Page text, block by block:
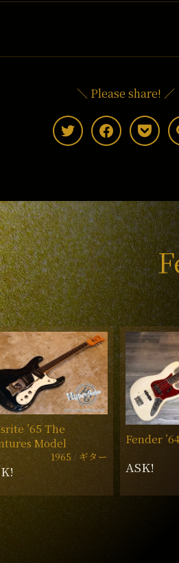
＼ Please share! ／
’65 The
Model
1965 ギター
Fender
ASK!